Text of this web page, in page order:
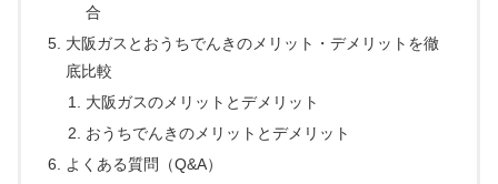
合
大阪ガスとおうちでんきのメリット・デメリットを徹
底比較
大阪ガスのメリットとデメリット
おうちでんきのメリットとデメリット
よくある質問（Q&A）